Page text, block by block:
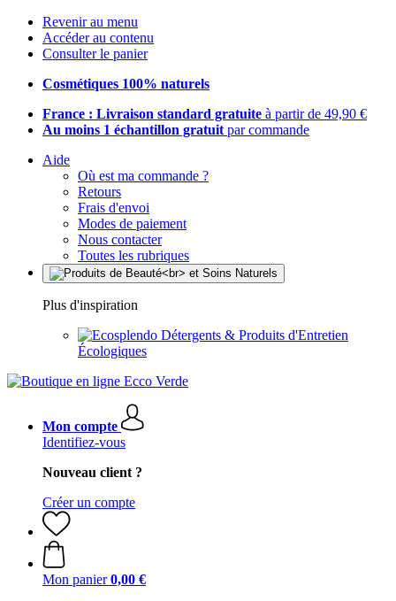
Revenir au menu
Accéder au contenu
Consulter le panier
Cosmétiques 100% naturels
France : Livraison standard gratuite à partir de 49,90 €
Au moins 1 échantillon gratuit par commande
Aide
Où est ma commande ?
Retours
Frais d'envoi
Modes de paiement
Nous contacter
Toutes les rubriques
Plus d'inspiration
Détergents & Produits d'Entretien
Écologiques
Mon compte
Identifiez-vous
Nouveau client ?
Créer un compte
Mon panier 0,00 €